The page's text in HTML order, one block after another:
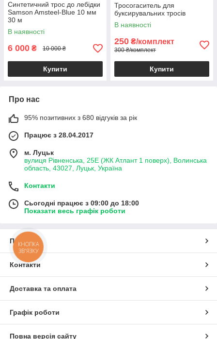
Синтетичний трос до лебідки
Samson Amsteel-Blue 10 мм
30 м
В наявності
6 000 ₴ 10 000 ₴
Купити
Тросогаситель для
буксирувальних тросів
В наявності
250 ₴/комплект
300 ₴/комплект
Купити
Про нас
95% позитивних з 680 відгуків за рік
Працює з 28.04.2017
м. Луцьк
вулиця Рівненська, 25Е (ЖК Атлант 1 поверх), Волинська
область, 43027, Луцьк, Україна
Контакти
Сьогодні працює з 09:00 до 18:00
Показати весь графік роботи
Про нас
Контакти
Доставка та оплата
Графік роботи
Повна версія сайту
КНОПКА
ЗВ'ЯЗКУ